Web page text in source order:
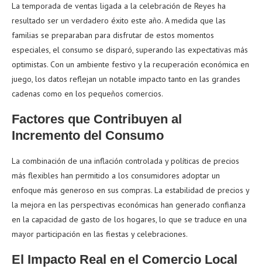
La temporada de ventas ligada a la celebración de Reyes ha
resultado ser un verdadero éxito este año. A medida que las
familias se preparaban para disfrutar de estos momentos
especiales, el consumo se disparó, superando las expectativas más
optimistas. Con un ambiente festivo y la recuperación económica en
juego, los datos reflejan un notable impacto tanto en las grandes
cadenas como en los pequeños comercios.
Factores que Contribuyen al
Incremento del Consumo
La combinación de una inflación controlada y políticas de precios
más flexibles han permitido a los consumidores adoptar un
enfoque más generoso en sus compras. La estabilidad de precios y
la mejora en las perspectivas económicas han generado confianza
en la capacidad de gasto de los hogares, lo que se traduce en una
mayor participación en las fiestas y celebraciones.
El Impacto Real en el Comercio Local